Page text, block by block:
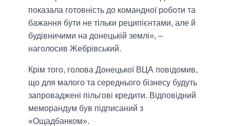
показала готовність до командної роботи та
бажання бути не тільки реципієнтами, але й
будівничими на донецькій землі», –
наголосив Жебрівський.
Крім того, голова Донецької ВЦА повідомив,
що для малого та середнього бізнесу будуть
запроваджені пільгові кредити. Відповідний
меморандум був підписаний з
«Ощадбанком».